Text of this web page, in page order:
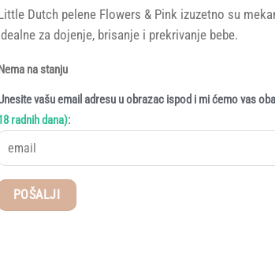
Dutch pelene Flowers & Pink izuzetno su
za dojenje, brisanje i prekrivanje bebe.
Nema na stanju
vašu email adresu u obrazac ispod i mi ćemo vas
radnih dana):